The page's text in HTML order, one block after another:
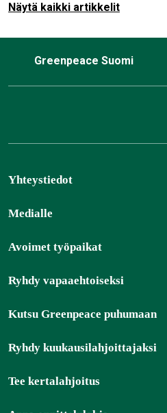
Näytä kaikki artikkelit
Greenpeace Suomi
Yhteystiedot
Medialle
Avoimet työpaikat
Ryhdy vapaaehtoiseksi
Kutsu Greenpeace puhumaan
Ryhdy kuukausilahjoittajaksi
Tee kertalahjoitus